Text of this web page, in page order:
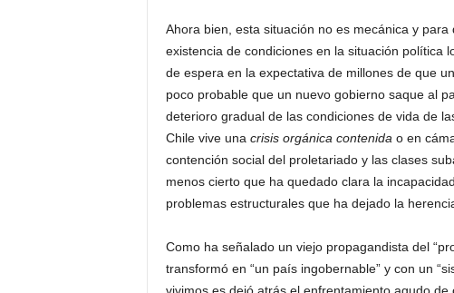
Ahora bien, esta situación no es mecánica y
existencia de condiciones en la situación política
de espera en la expectativa de millones de que
poco probable que un nuevo gobierno saque al
deterioro gradual de las condiciones de vida de
Chile vive una crisis orgánica contenida o en
contención social del proletariado y las clases
menos cierto que ha quedado clara la
problemas estructurales que ha dejado la
Como ha señalado un viejo propagandista del
transformó en “un país ingobernable” y con un